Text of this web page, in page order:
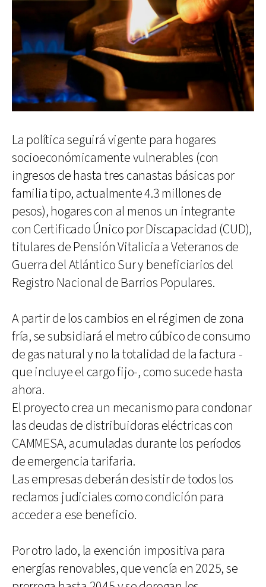
La política seguirá vigente para hogares
socioeconómicamente vulnerables (con
ingresos de hasta tres canastas básicas por
familia tipo, actualmente 4.3 millones de
pesos), hogares con al menos un integrante
con Certificado Único por Discapacidad (CUD),
titulares de Pensión Vitalicia a Veteranos de
Guerra del Atlántico Sur y beneficiarios del
Registro Nacional de Barrios Populares.
A partir de los cambios en el régimen de zona
fría, se subsidiará el metro cúbico de consumo
de gas natural y no la totalidad de la factura -
que incluye el cargo fijo-, como sucede hasta
ahora.
El proyecto crea un mecanismo para condonar
las deudas de distribuidoras eléctricas con
CAMMESA, acumuladas durante los períodos
de emergencia tarifaria.
Las empresas deberán desistir de todos los
reclamos judiciales como condición para
acceder a ese beneficio.
Por otro lado, la exención impositiva para
energías renovables, que vencía en 2025, se